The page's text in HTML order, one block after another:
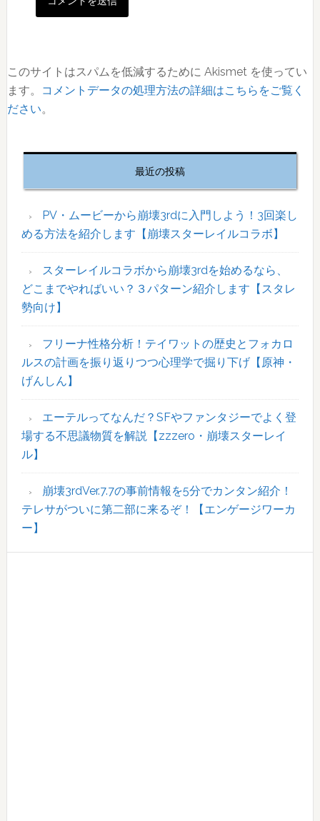
このサイトはスパムを低減するために Akismet を使ってい
ます。
コメントデータの処理方法の詳細はこちらをご覧く
ださい。
ド
バ
最近の投稿
PV・ムービーから崩壊3rdに入門しよう！3回楽し
める方法を紹介します【崩壊スターレイルコラボ】
スターレイルコラボから崩壊3rdを始めるなら、
どこまでやればいい？３パターン紹介します【スタレ
勢向け】
フリーナ性格分析！テイワットの歴史とフォカロ
ルスの計画を振り返りつつ心理学で掘り下げ【原神・
げんしん】
エーテルってなんだ？SFやファンタジーでよく登
場する不思議物質を解説【zzzero・崩壊スターレイ
ル】
崩壊3rdVer.7.7の事前情報を5分でカンタン紹介！
テレサがついに第二部に来るぞ！【エンゲージワーカ
ー】